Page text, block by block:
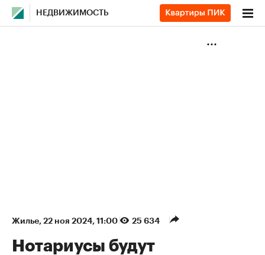
НЕДВИЖИМОСТЬ
Жилье⁠, 22 ноя 2024, 11:00 25 634
Нотариусы будут